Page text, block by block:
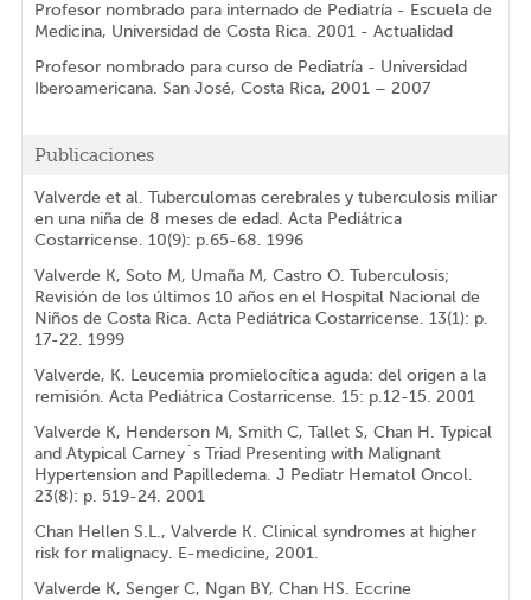
Profesor nombrado para internado de Pediatría - Escuela de
Medicina, Universidad de Costa Rica. 2001 - Actualidad
Profesor nombrado para curso de Pediatría - Universidad
Iberoamericana. San José, Costa Rica, 2001 – 2007
Publicaciones
Valverde et al. Tuberculomas cerebrales y tuberculosis miliar
en una niña de 8 meses de edad. Acta Pediátrica
Costarricense. 10(9): p.65-68. 1996
Valverde K, Soto M, Umaña M, Castro O. Tuberculosis;
Revisión de los últimos 10 años en el Hospital Nacional de
Niños de Costa Rica. Acta Pediátrica Costarricense. 13(1): p.
17-22. 1999
Valverde, K. Leucemia promielocítica aguda: del origen a la
remisión. Acta Pediátrica Costarricense. 15: p.12-15. 2001
Valverde K, Henderson M, Smith C, Tallet S, Chan H. Typical
and Atypical Carney´s Triad Presenting with Malignant
Hypertension and Papilledema. J Pediatr Hematol Oncol.
23(8): p. 519-24. 2001
Chan Hellen S.L., Valverde K. Clinical syndromes at higher
risk for malignacy. E-medicine, 2001.
Valverde K, Senger C, Ngan BY, Chan HS. Eccrine